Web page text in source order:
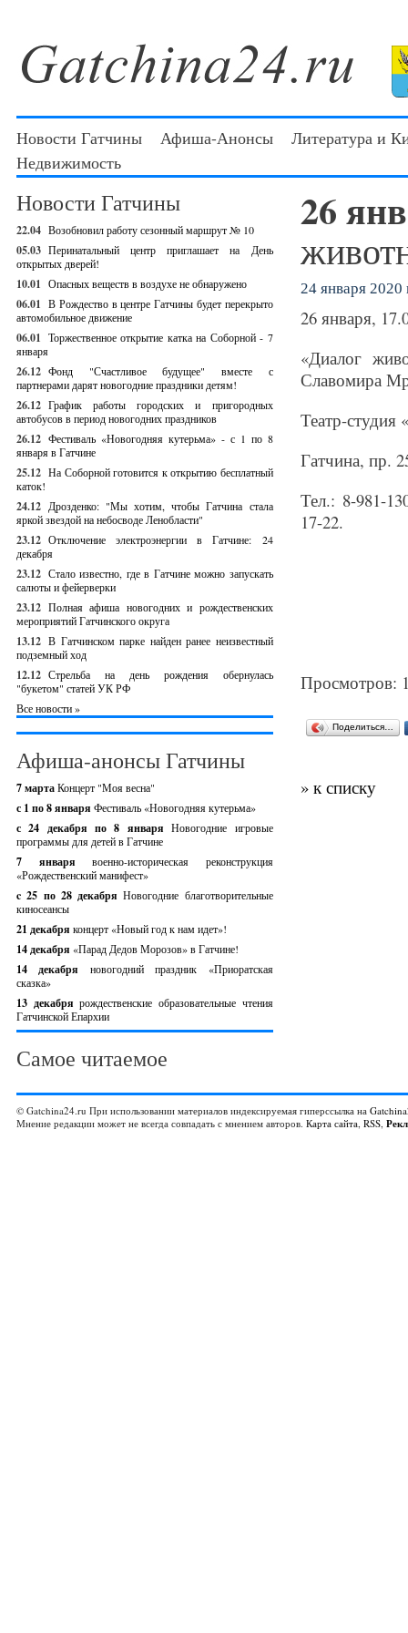
Новости Гатчины Афиша-Анонсы
Литература и
Недвижимость
Новости Гатчины
22.04 Возобновил работу сезонный маршрут № 10
05.03 Перинатальный центр приглашает на День
открытых дверей!
10.01 Опасных веществ в воздухе не обнаружено
06.01 В Рождество в центре Гатчины будет перекрыто
автомобильное движение
06.01 Торжественное открытие катка на Соборной - 7
января
26.12 Фонд "Счастливое будущее" вместе с
партнерами дарят новогодние праздники детям!
26.12 График работы городских и пригородных
автобусов в период новогодних праздников
26.12 Фестиваль «Новогодняя кутерьма» - с 1 по 8
января в Гатчине
25.12 На Соборной готовится к открытию бесплатный
каток!
24.12 Дрозденко: "Мы хотим, чтобы Гатчина стала
яркой звездой на небосводе Ленобласти"
23.12 Отключение электроэнергии в Гатчине: 24
декабря
23.12 Стало известно, где в Гатчине можно запускать
салюты и фейерверки
23.12 Полная афиша новогодних и рождественских
мероприятий Гатчинского округа
13.12 В Гатчинском парке найден ранее неизвестный
подземный ход
12.12 Стрельба на день рождения обернулась
"букетом" статей УК РФ
Все новости »
Афиша-анонсы Гатчины
7 мартаКонцерт "Моя весна"
с 1 по 8 января Фестиваль «Новогодняя кутерьма»
с 24 декабря по 8 январяНовогодние игровые
программы для детей в Гатчине
7 январявоенно-историческая реконструкция
«Рождественский манифест»
c 25 по 28 декабряНовогодние благотворительные
киносеансы
21 декабря концерт «Новый год к нам идет»!
14 декабря «Парад Дедов Морозов» в Гатчине!
14 декабря новогодний праздник «Приоратская
сказка»
13 декабрярождественские образовательные чтения
Гатчинской Епархии
Самое читаемое
26
24 января 2020
26 января,
«Диалог
Славомира
Театр-студия
Гатчина, пр.
Тел.: 8-981-
17-22.
Просмотров:
Поделиться…
» к списку
© Gatchina24.ru При использовании материалов индексируемая гиперссылка на
Мнение редакции может не всегда совпадать с мнением авторов. Карта сайта, RSS,